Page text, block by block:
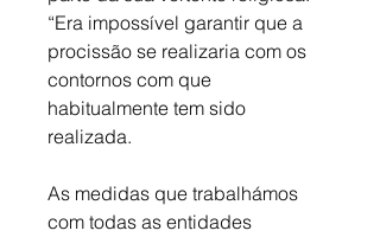
“Era impossível garantir que a
procissão se realizaria com os
contornos com que
habitualmente tem sido
realizada.
As medidas que trabalhámos
com todas as entidades